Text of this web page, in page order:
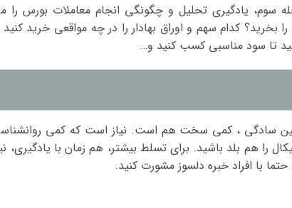
سوم، یادگیری تحلیل و چگونگی انجام معاملات بورس را
بخرید؟ کدام سهم و اوراق بهادار را در چه مواقعی خرید کنید
تا سود مناسبی کسب کنید و…
عین سادگی ، کمی سخت هم است. نیاز است که کمی
را هم بلد باشید. برای تسلط بیشتر، هم زمان با یادگیری،
با افراد خبره دلسوز مشورت کنید.